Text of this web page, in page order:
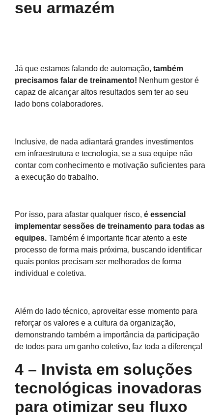
seu armazém
Já que estamos falando de automação, também
precisamos falar de treinamento! Nenhum gestor é
capaz de alcançar altos resultados sem ter ao seu
lado bons colaboradores.
Inclusive, de nada adiantará grandes investimentos
em infraestrutura e tecnologia, se a sua equipe não
contar com conhecimento e motivação suficientes para
a execução do trabalho.
Por isso, para afastar qualquer risco, é essencial
implementar sessões de treinamento para todas as
equipes. Também é importante ficar atento a este
processo de forma mais próxima, buscando identificar
quais pontos precisam ser melhorados de forma
individual e coletiva.
Além do lado técnico, aproveitar esse momento para
reforçar os valores e a cultura da organização,
demonstrando também a importância da participação
de todos para um ganho coletivo, faz toda a diferença!
4 – Invista em soluções
tecnológicas inovadoras
para otimizar seu fluxo